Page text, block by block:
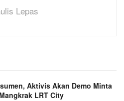
Lepas
Aktivis Akan Demo Minta
LRT City